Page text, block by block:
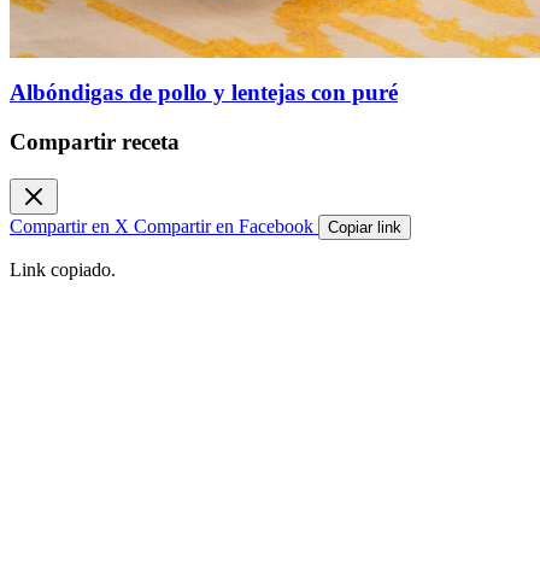
Albóndigas de pollo y lentejas con puré
Compartir receta
Compartir en X Compartir en Facebook Copiar link
Link copiado.